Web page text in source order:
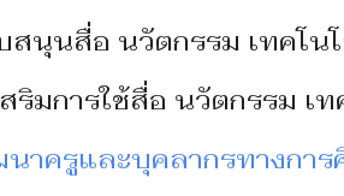
นุนสื่อ นวัตกรรม เทคโน
ริมการใช้สื่อ นวัตกรรม เ
าครูและบุคลากรทางการ